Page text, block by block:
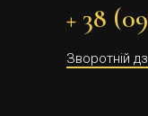
+ 38
Зворотній